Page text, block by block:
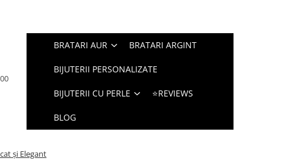
BRATARI AUR BRATARI ARGINT
BIJUTERII PERSONALIZATE
BIJUTERII CU PERLE ⭐REVIEWS
BLOG
și Elegant